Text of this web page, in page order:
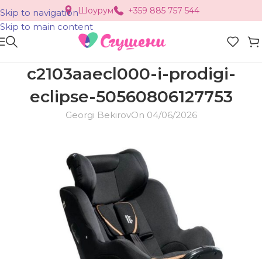
Skip to navigation
Skip to main content
Шоурум +359 885 757 544
c2103aaecl000-i-prodigi-
eclipse-50560806127753
Georgi BekirovOn 04/06/2026